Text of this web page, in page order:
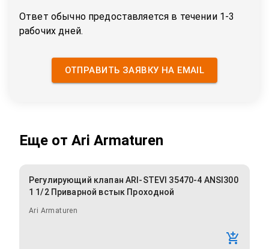
Ответ обычно предоставляется в течении 1-3
рабочих дней.
ОТПРАВИТЬ ЗАЯВКУ НА EMAIL
Еще от Ari Armaturen
Регулирующий клапан ARI-STEVI 35470-4 ANSI300
1 1/2 Приварной встык Проходной
Ari Armaturen